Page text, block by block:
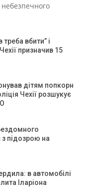
треба вбити” і
призначив 15
дітям попкорн
Чехії розшукує
підозрою на
в автомобілі
Іларіона